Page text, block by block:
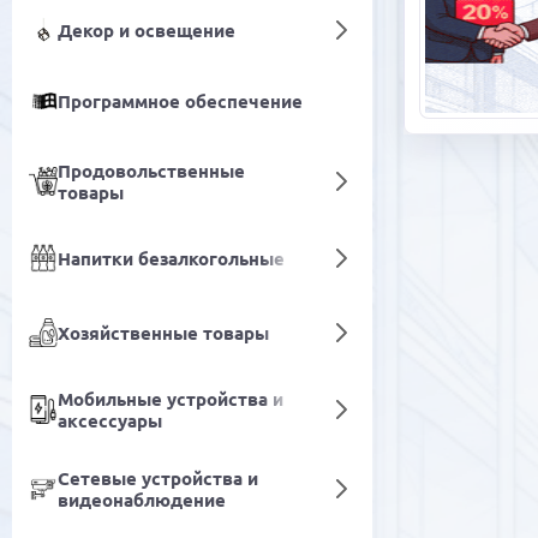
Декор и освещение
Программное обеспечение
Продовольственные
товары
Напитки безалкогольные
Хозяйственные товары
Мобильные устройства и
аксессуары
Сетевые устройства и
видеонаблюдение